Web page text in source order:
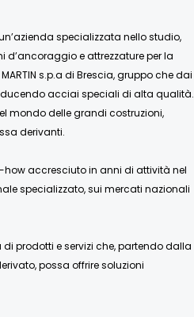
specializzata nello studio,
d’ancoraggio e attrezzature per la
s.p.a di Brescia, gruppo che dai
acciai speciali di alta qualità.
mondo delle grandi costruzioni,
derivanti.
how accresciuto in anni di attività nel
specializzato, sui mercati nazionali
prodotti e servizi che, partendo dalla
possa offrire soluzioni